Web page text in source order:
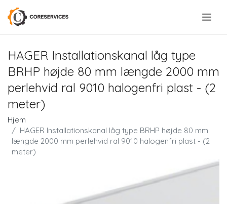
HAGER Installationskanal låg type
BRHP højde 80 mm længde 2000 mm
perlehvid ral 9010 halogenfri plast - (2
meter)
Hjem
HAGER Installationskanal låg type BRHP højde 80 mm
længde 2000 mm perlehvid ral 9010 halogenfri plast - (2
meter)